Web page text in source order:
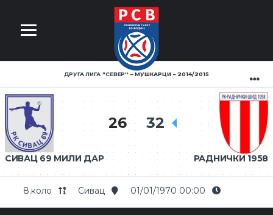
ДРУГА ЛИГА ''СЕВЕР'' МУШКАРЦИ 2014/2015
СИВАЦ 69 МИЛИ ДАР
26
РАДНИЧКИ 1958
32
8.коло Сивац 01/01/1970 00:00